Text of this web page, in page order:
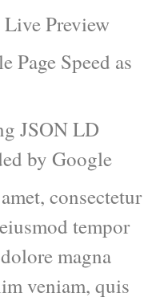
Preview
Page Speed as
JSON LD
by Google
consectetur
tempor
magna
veniam, quis